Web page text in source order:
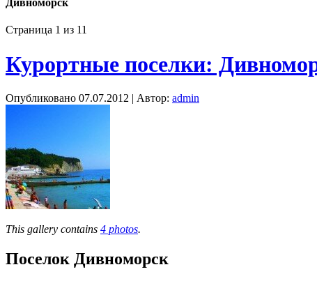
Дивноморск
Страница 1 из 11
Курортные поселки:
Опубликовано 07.07.2012 | Автор: admin
This gallery contains 4 photos.
Поселок Дивноморск